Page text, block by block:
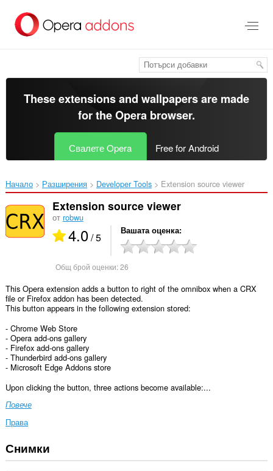
главното
съдържание
These extensions and wallpapers are made
for theOpera browser.
Свалете Opera Free for Android
Начало Разширения Developer Tools Extension source viewer‎
Extension source viewer
от robwu
4.0/ 5 Вашата оценка
Общ брой оценки:26
This Opera extension adds a button to right of the omnibox when a CRX
file or Firefox addon has been detected.
This button appears in the following extension stored:
- Chrome Web Store
- Opera add-ons gallery
- Firefox add-ons gallery
- Thunderbird add-ons gallery
- Microsoft Edge Addons store
Upon clicking the button, three actions become available:...
Повече
Права
Това
разширение
Снимки